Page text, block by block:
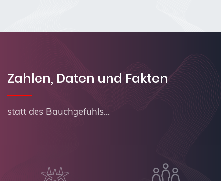
Zahlen, Daten und Fakten
statt des Bauchgefühls...